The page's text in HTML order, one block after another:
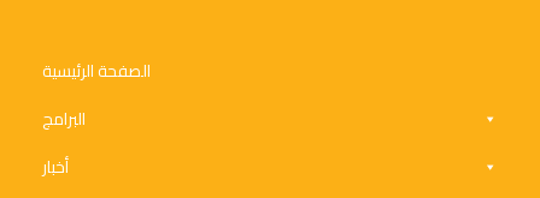
الصفحة الرئيسية
البرامج
أخبار